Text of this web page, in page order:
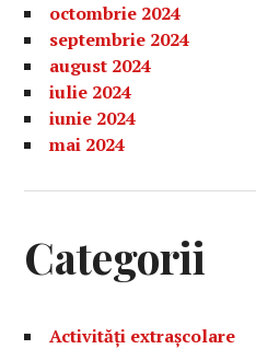
octombrie 2024
septembrie 2024
august 2024
iulie 2024
iunie 2024
mai 2024
Categorii
Activități extrașcolare